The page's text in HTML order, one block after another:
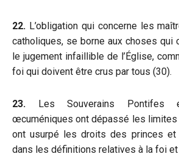
22. L’obligation qui concerne les
catholiques, se borne aux choses qui
le jugement infaillible de l’Église,
foi qui doivent être crus par tous (30).
23. Les Souverains Pontifes
œcuméniques ont dépassé les limites
ont usurpé les droits des princes
dans les définitions relatives à la foi et